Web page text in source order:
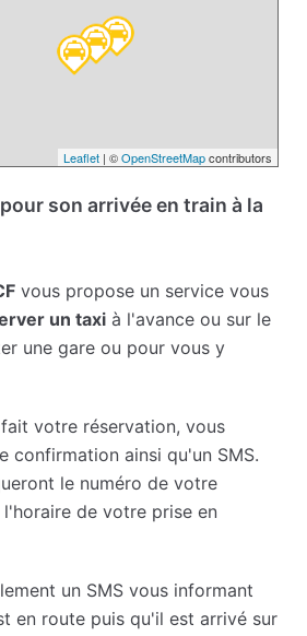
Leaflet| ©OpenStreetMapcontributors
son arrivée en train à la
vous propose un service vous
un taxi à l'avance ou sur le
une gare ou pour vous y
votre réservation, vous
confirmation ainsi qu'un SMS.
le numéro de votre
de votre prise en
un SMS vous informant
en route puis qu'il est arrivé sur